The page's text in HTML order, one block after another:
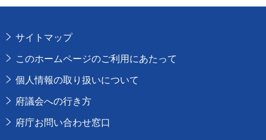
サイトマップ
このホームページのご利用にあたって
個人情報の取り扱いについて
府議会への行き方
府庁お問い合わせ窓口